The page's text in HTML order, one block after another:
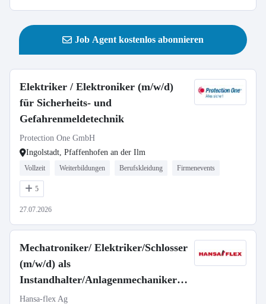
Job Agent kostenlos abonnieren
Elektriker / Elektroniker (m/w/d)
für Sicherheits- und
Gefahrenmeldetechnik
Protection One GmbH
Ingolstadt, Pfaffenhofen an der Ilm
Vollzeit Weiterbildungen Berufskleidung Firmenevents
5
27.07.2026
Mechatroniker/ Elektriker/Schlosser
(m/w/d) als
Instandhalter/Anlagenmechaniker
(m/w/d)
Hansa-flex Ag